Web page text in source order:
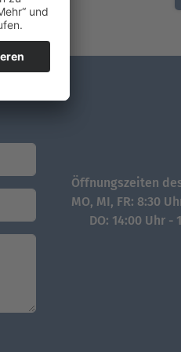
Öffnungszeiten
MO, MI, FR: 8:30
DO: 14:00 Uhr -